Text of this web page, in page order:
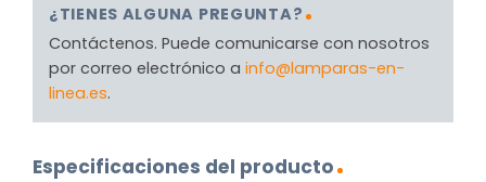
¿TIENES ALGUNA PREGUNTA?
Contáctenos. Puede comunicarse con nosotros
por correo electrónico a info@lamparas-en-
linea.es.
Especificaciones del producto